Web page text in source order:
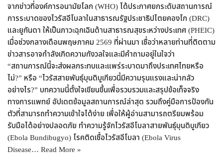
จากข่าวที่องค์การอนามัยโลก (WHO) ได้ประกาศยกระดับสถานการณ์
การระบาดของไวรัสอีโบลาในสาธารณรัฐประชาธิปไตยคองโก (DRC)
และยูกันดา ให้เป็นภาวะฉุกเฉินด้านสาธารณสุขระหว่างประเทศ (PHEIC)
เมื่อช่วงกลางเดือนพฤษภาคม 2569 ที่ผ่านมา เชื่อว่าหลายท่านที่ติดตาม
ข่าวสารอาจกำลังเกิดความกังวลใจและมีคำถามอยู่ในใจว่า
“สถานการณ์นี้จะส่งผลกระทบและแพร่ระบาดมาถึงประเทศไทยหรือ
ไม่?” หรือ “ไวรัสสายพันธุ์บุนดิบูเกียวนี้มีความรุนแรงและน่ากลัว
อย่างไร?” บทความนี้ตั้งใจเขียนขึ้นเพื่อรวบรวมและสรุปข้อเท็จจริง
ทางการแพทย์ อัปเดตข้อมูลสถานการณ์ล่าสุด รวมถึงคู่มือการป้องกัน
ตัวที่สามารถทำความเข้าใจได้ง่าย เพื่อให้ผู้อ่านสามารถตรียมพร้อม
รับมือได้อย่างปลอดภัย ทำความรู้จักไวรัสอีโบลาสายพันธุ์บุนดิบูเกียว
(Ebola Bundibugyo) โรคติดเชื้อไวรัสอีโบลา (Ebola Virus
Disease… Read More »